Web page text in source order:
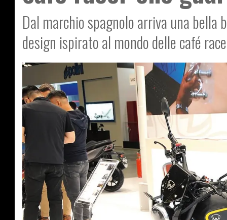
Dal marchio spagnolo arriva una bella
design ispirato al mondo delle café